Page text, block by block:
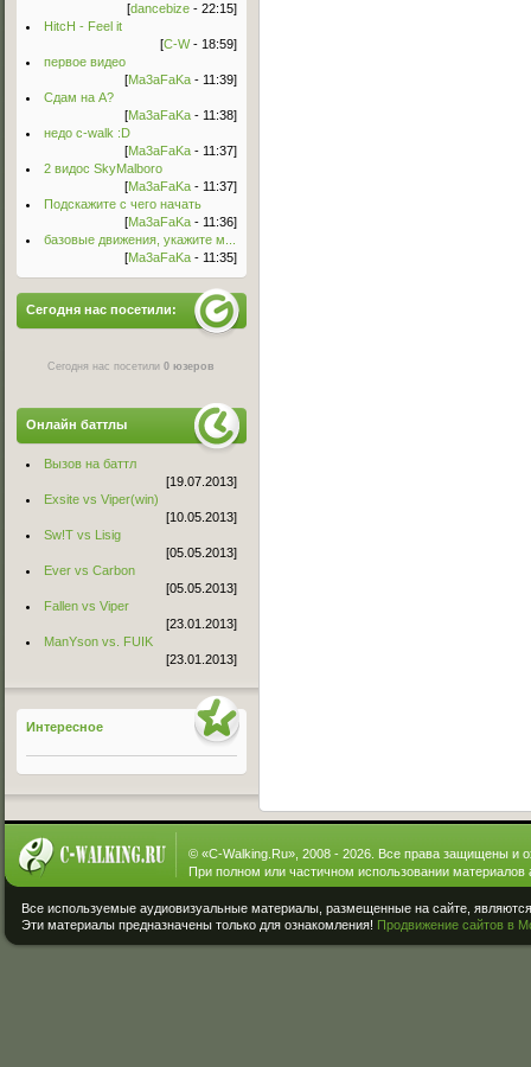
[dancebize - 22:15]
HitcH - Feel it
[C-W- 18:59]
первое видео
[Ma3aFaKa - 11:39]
Сдам на А?
[Ma3aFaKa - 11:38]
недо c-walk :D
[Ma3aFaKa - 11:37]
2 видос SkyMalboro
[Ma3aFaKa - 11:37]
Подскажите с чего начать
[Ma3aFaKa - 11:36]
базовые движения, укажите м...
[Ma3aFaKa - 11:35]
Сегодня нас посетили:
Сегодня нас посетили0 юзеров
Онлайн баттлы
Вызов на баттл
[19.07.2013]
Exsite vs Viper(win)
[10.05.2013]
Sw!T vs Lisig
[05.05.2013]
Ever vs Carbon
[05.05.2013]
Fallen vs Viper
[23.01.2013]
ManYson vs. FUIK
[23.01.2013]
Интересное
© «C-Walking.Ru», 2008 - 2026. Все права защищены и
При полном или частичном использовании материалов
Все используемые аудиовизуальные материалы, размещенные на сайте,
Эти материалы предназначены только для ознакомления! Продвижение сайтов в